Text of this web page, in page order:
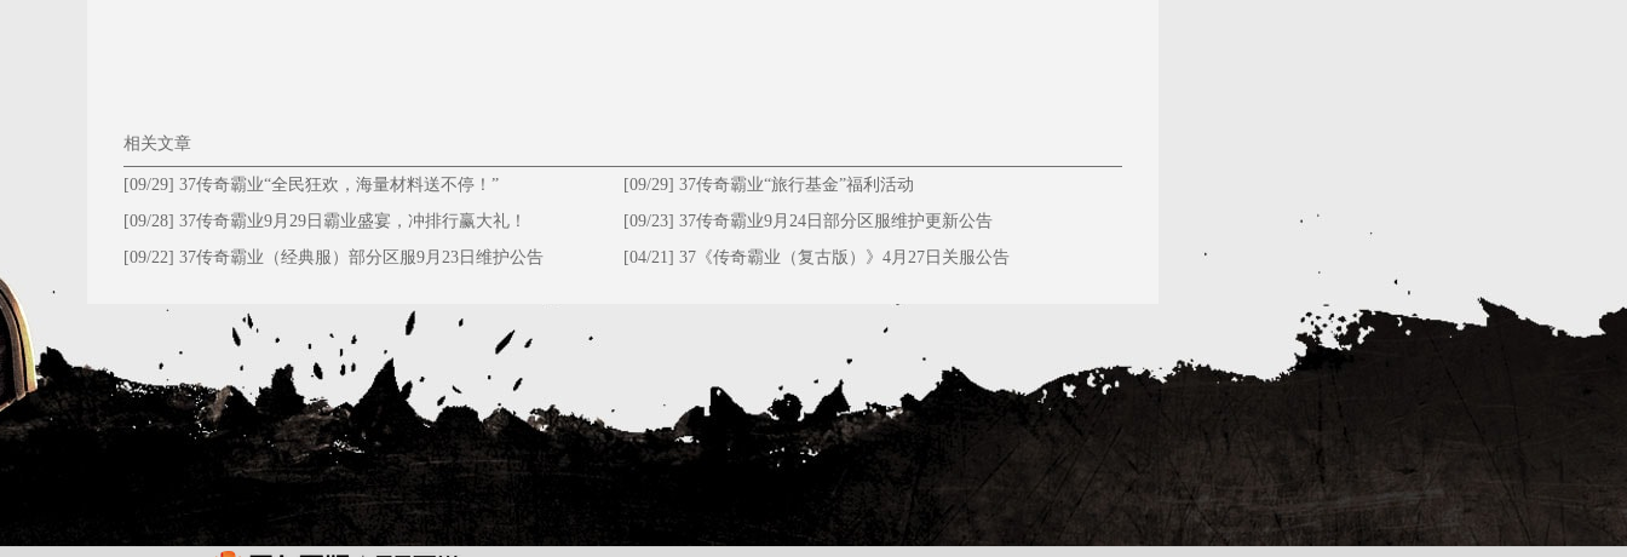
相关文章
[09/29] 37传奇霸业“全民狂欢，海量材料送不停！” [09/29] 37传奇霸业“旅行基金”福利活动
[09/28] ​37传奇霸业9月29日霸业盛宴，冲排行赢大礼！ [09/23] 37传奇霸业9月24日部分区服维护更新公告
[09/22] 37传奇霸业（经典服）部分区服9月23日维护公告 [04/21] 37《传奇霸业（复古版）》4月27日关服公告